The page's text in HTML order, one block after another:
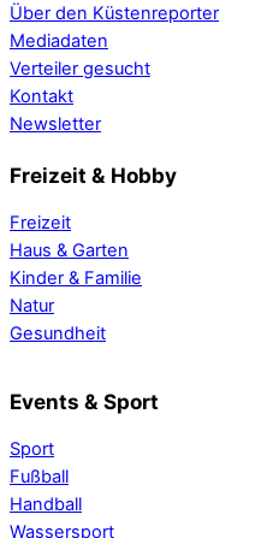
Über den Küstenreporter
Mediadaten
Verteiler gesucht
Kontakt
Newsletter
Freizeit & Hobby
Freizeit
Haus & Garten
Kinder & Familie
Natur
Gesundheit
Events & Sport
Sport
Fußball
Handball
Wassersport